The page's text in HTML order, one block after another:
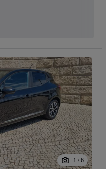
1 / 6